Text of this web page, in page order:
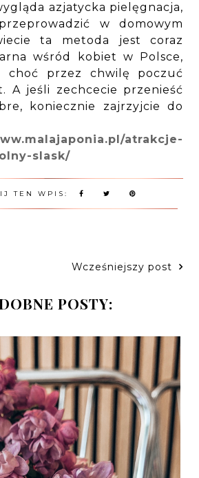
azjatycka pielęgnacja,
w domowym
ta metoda jest coraz
wśród kobiet w Polsce,
choć przez chwilę poczuć
A jeśli zechcecie przenieść
koniecznie zajrzyjcie do
atrakcje-
slask/
TEN WPIS:
Wcześniejszy post
POSTY: